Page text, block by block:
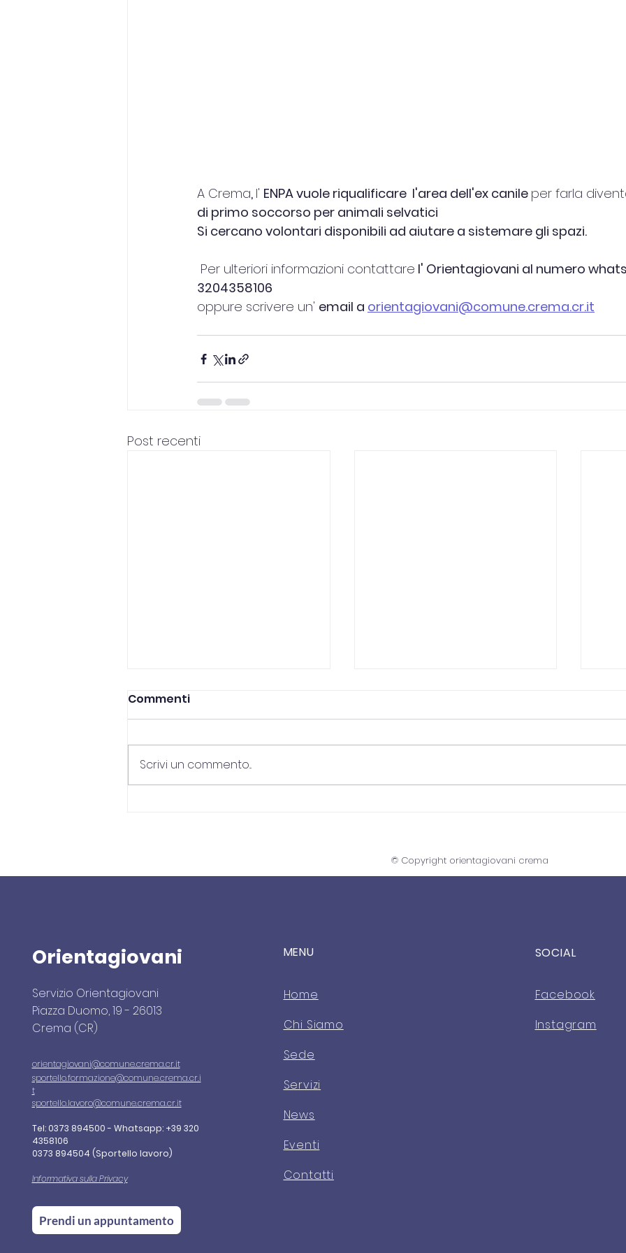
A Crema, l' ENPA vuole riqualificare  l'area dell'ex canile per farla
di primo soccorso per animali selvatici
Si cercano volontari disponibili ad aiutare a sistemare gli spazi.
Per ulteriori informazioni contattare l' Orientagiovani al numero
3204358106
oppure scrivere un' email a orientagiovani@comune.crema.cr.it
Post recenti
Commenti
Scrivi un commento...
© Copyright orientagiovani crema
Orientagiovani
Servizio Orientagiovani
Piazza Duomo, 19 - 26013
Crema (CR)
orientagiovani@comune.crema.cr.it
sportello.formazione@comune.crema.cr.i
t
sportello.lavoro@comune.crema.cr.it
Tel: 0373 894500 - Whatsapp: +39 320
4358106
0373 894504 (Sportello lavoro)
Informativa sulla Privacy
Prendi un appuntamento
MENU
Home
Chi Siamo
Sede
Servizi
News
Eventi
Contatti
SOCIAL
Facebook
Instagram